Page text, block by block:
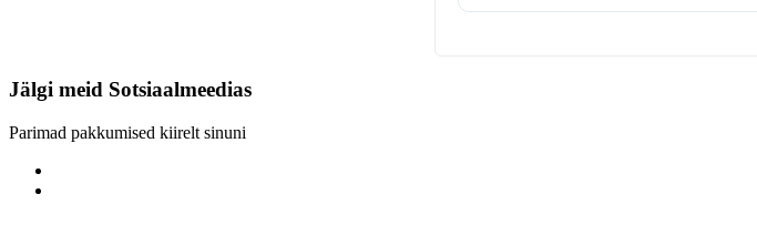
Jälgi meid Sotsiaalmeedias
Parimad pakkumised kiirelt sinuni